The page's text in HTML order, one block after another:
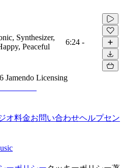
Synthesizer,
Peaceful
6:24 -
Jamendo Licensing
オ料金お問い合わせヘルプセン